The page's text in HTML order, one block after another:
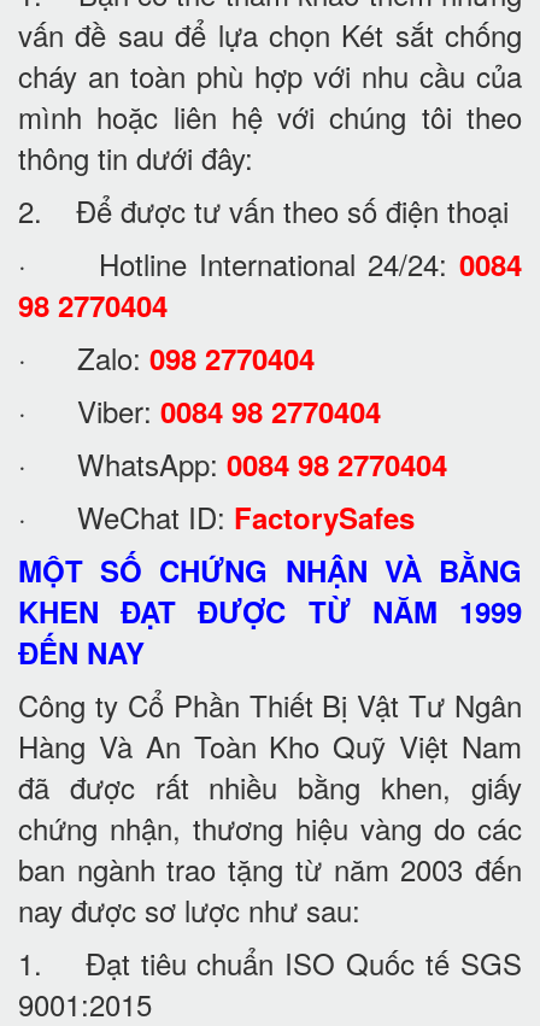
vấn đề sau để lựa chọn Két sắt chống
cháy an toàn phù hợp với nhu cầu của
mình hoặc liên hệ với chúng tôi theo
thông tin dưới đây:
2. Để được tư vấn theo số điện thoại
· Hotline International 24/24: 0084
98 2770404
· Zalo: 098 2770404
· Viber: 0084 98 2770404
· WhatsApp: 0084 98 2770404
· WeChat ID: FactorySafes
MỘT SỐ CHỨNG NHẬN VÀ BẰNG
KHEN ĐẠT ĐƯỢC TỪ NĂM 1999
ĐẾN NAY
Công ty Cổ Phần Thiết Bị Vật Tư Ngân
Hàng Và An Toàn Kho Quỹ Việt Nam
đã được rất nhiều bằng khen, giấy
chứng nhận, thương hiệu vàng do các
ban ngành trao tặng từ năm 2003 đến
nay được sơ lược như sau:
1. Đạt tiêu chuẩn ISO Quốc tế SGS
9001:2015